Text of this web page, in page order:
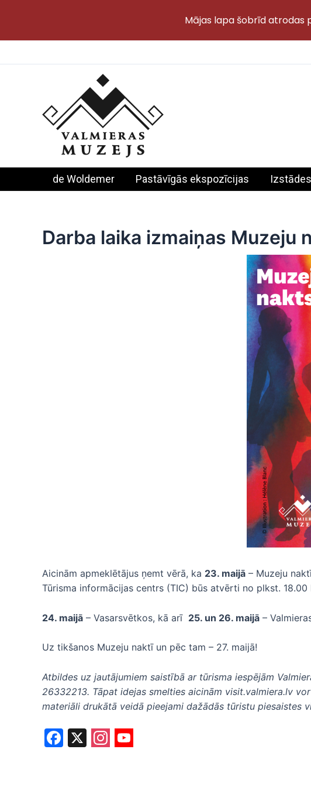
to
de Woldemer Pastāvīgās ekspozīcijas Izstādes
Darba laika izmaiņas Muzeju
Aicinām apmeklētājus ņemt vērā, ka 23. maijā – Muzeju
Tūrisma informācijas centrs (TIC) būs atvērti no plkst. 18.00
24. maijā – Vasarsvētkos, kā arī 25. un 26. maijā –
Uz tikšanos Muzeju naktī un pēc tam – 27. maijā!
Atbildes uz jautājumiem saistībā ar tūrisma iespējām
26332213. Tāpat idejas smelties aicinām visit.valmiera.lv
materiāli drukātā veidā pieejami dažādās tūristu piesaistes
F
X
Mājas lapa šobrīd atrodas